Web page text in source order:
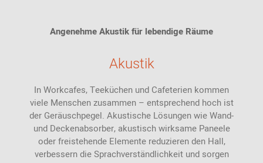
Angenehme Akustik für lebendige Räume
Akustik
In Workcafes, Teeküchen und Cafeterien kommen
viele Menschen zusammen – entsprechend hoch ist
der Geräuschpegel. Akustische Lösungen wie Wand-
und Deckenabsorber, akustisch wirksame Paneele
oder freistehende Elemente reduzieren den Hall,
verbessern die Sprachverständlichkeit und sorgen